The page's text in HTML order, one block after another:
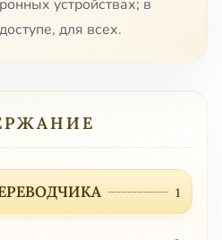
устройствах; в
для всех.
1